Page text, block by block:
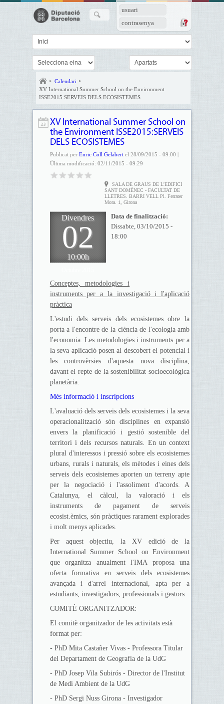
usuari
contrasenya
Calendari
XV International Summer School on the Environment
ISSE2015:SERVEIS DELS ECOSISTEMES
XV International Summer School on
the Environment ISSE2015:SERVEIS
DELS ECOSISTEMES
Publicat per Enric Coll Gelabertel 28/09/2015 - 09:00 |
Última modificació: 02/11/2015 - 09:29
SALA DE GRAUS DE L'EDIFICI
SANT DOMÈNEC - FACULTAT DE
LLETRES. BARRI VELL Pl. Ferrater
Mora. 1, Girona
Divendres
02
10:00h
Data de finalització:
Dissabte, 03/10/2015 -
18:00
Conceptes, metodologies i
instruments per a la investigació i l'aplicació
pràctica
L'estudi dels serveis dels ecosistemes obre la
porta a l'encontre de la ciència de l'ecologia amb
l'economia. Les metodologies i instruments per a
la seva aplicació posen al descobert el potencial i
les controvèrsies d'aquesta nova disciplina,
davant el repte de la sostenibilitat socioecològica
planetària.
Més informació i inscripcions
L'avaluació dels serveis dels ecosistemes i la seva
operacionalització són disciplines en expansió
envers la planificació i gestió sostenible del
territori i dels recursos naturals. En un context
plural d'interessos i pressió sobre els ecosistemes
urbans, rurals i naturals, els mètodes i eines dels
serveis dels ecosistemes aporten un terreny apte
per la negociació i l'assoliment d'acords. A
Catalunya, el càlcul, la valoració i els
instruments de pagament de serveis
ecosist.èmics, són pràctiques rarament explorades
i molt menys aplicades.
Per aquest objectiu, la XV edició de la
International Summer School on Environment
que organitza anualment l'IMA proposa una
oferta formativa en serveis dels ecosistemes
avançada i d'arrel internacional, apta per a
estudiants, investigadors, professionals i gestors.
COMITÈ ORGANITZADOR:
El comitè organitzador de les activitats està
format per:
- PhD Mita Castañer Vivas - Professora Titular
del Departament de Geografia de la UdG
- PhD Josep Vila Subirós - Director de l'Institut
de Medi Ambient de la UdG
- PhD Sergi Nuss Girona - Investigador